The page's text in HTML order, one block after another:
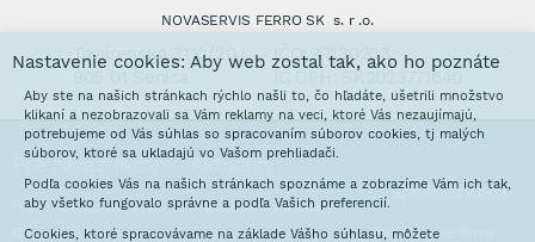
NOVASERVIS FERRO SK s. r .o.
Továrenská 3110/20J
IČO: 47130253
IČ DPH: SK2023771640
Pre zákazníkov
Prečo nakupovať u nás
Obchodné podmienky
Aktuality
Interaktívne katalógy
Galvanovňa
O spoločnosti
Predstavenie firmy
Nastavenie cookies: Aby web zostal tak, ako ho poznáte
Aby ste na našich stránkach rýchlo našli to, čo hľadáte, ušetrili množstvo
klikaní a nezobrazovali sa Vám reklamy na veci, ktoré Vás nezaujímajú,
potrebujeme od Vás súhlas so spracovaním súborov cookies, tj malých
súborov, ktoré sa ukladajú vo Vašom prehliadači.
Podľa cookies Vás na našich stránkach spoznáme a zobrazíme Vám ich tak,
aby všetko fungovalo správne a podľa Vašich preferencií.
Cookies, ktoré spracovávame na základe Vášho súhlasu, môžete